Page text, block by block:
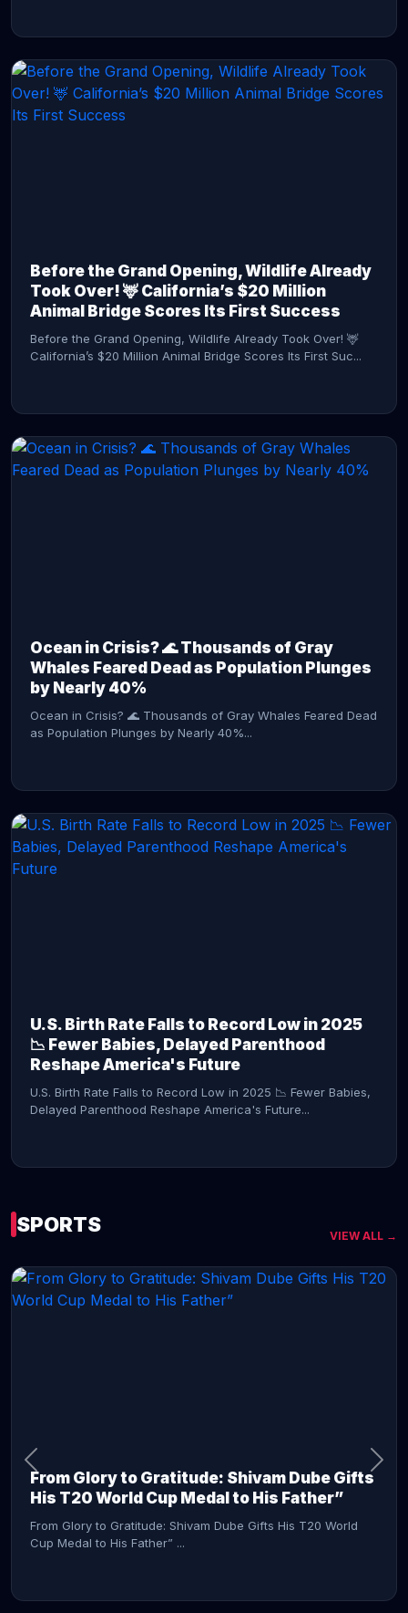
Before the Grand Opening, Wildlife Already
Took Over! 🦌 California’s $20 Million
Animal Bridge Scores Its First Success
Before the Grand Opening, Wildlife Already Took Over! 🦌
California’s $20 Million Animal Bridge Scores Its First Suc...
Ocean in Crisis? 🌊 Thousands of Gray
Whales Feared Dead as Population Plunges
by Nearly 40%
Ocean in Crisis? 🌊 Thousands of Gray Whales Feared Dead
as Population Plunges by Nearly 40%...
U.S. Birth Rate Falls to Record Low in 2025
📉 Fewer Babies, Delayed Parenthood
Reshape America's Future
U.S. Birth Rate Falls to Record Low in 2025 📉 Fewer Babies,
Delayed Parenthood Reshape America's Future...
SPORTS VIEW ALL →
From Glory to Gratitude: Shivam Dube Gifts
His T20 World Cup Medal to His Father”
From Glory to Gratitude: Shivam Dube Gifts His T20 World
Cup Medal to His Father” ...